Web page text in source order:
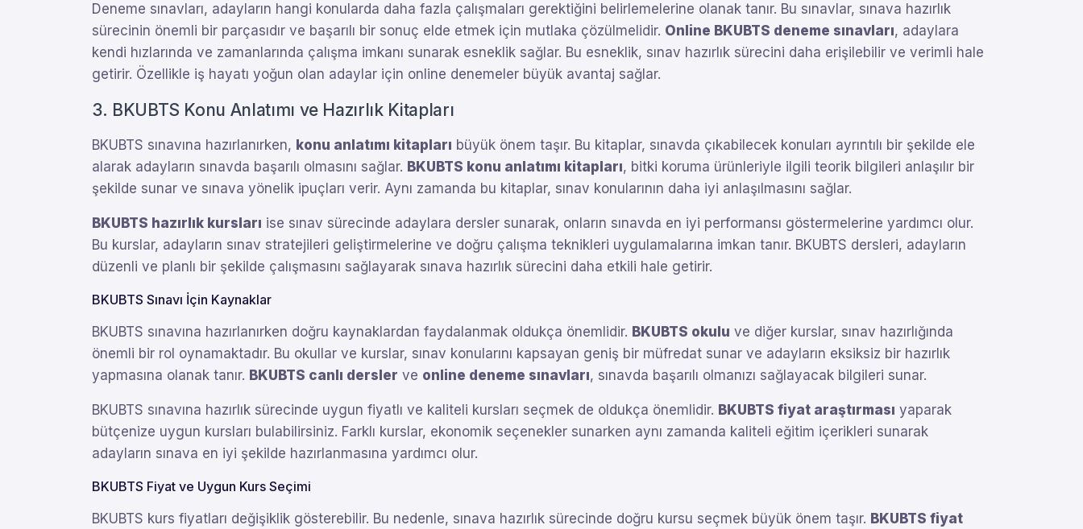
Deneme sınavları, adayların hangi konularda daha fazla çalışmaları gerektiğini belirlemelerine olanak tanır. Bu sınavlar, sınava hazırlık
sürecinin önemli bir parçasıdır ve başarılı bir sonuç elde etmek için mutlaka çözülmelidir. Online BKUBTS deneme sınavları, adaylara
kendi hızlarında ve zamanlarında çalışma imkanı sunarak esneklik sağlar. Bu esneklik, sınav hazırlık sürecini daha erişilebilir ve verimli hale
getirir. Özellikle iş hayatı yoğun olan adaylar için online denemeler büyük avantaj sağlar.
3. BKUBTS Konu Anlatımı ve Hazırlık Kitapları
BKUBTS sınavına hazırlanırken, konu anlatımı kitapları büyük önem taşır. Bu kitaplar, sınavda çıkabilecek konuları ayrıntılı bir şekilde ele
alarak adayların sınavda başarılı olmasını sağlar. BKUBTS konu anlatımı kitapları, bitki koruma ürünleriyle ilgili teorik bilgileri anlaşılır bir
şekilde sunar ve sınava yönelik ipuçları verir. Aynı zamanda bu kitaplar, sınav konularının daha iyi anlaşılmasını sağlar.
BKUBTS hazırlık kursları ise sınav sürecinde adaylara dersler sunarak, onların sınavda en iyi performansı göstermelerine yardımcı olur.
Bu kurslar, adayların sınav stratejileri geliştirmelerine ve doğru çalışma teknikleri uygulamalarına imkan tanır. BKUBTS dersleri, adayların
düzenli ve planlı bir şekilde çalışmasını sağlayarak sınava hazırlık sürecini daha etkili hale getirir.
BKUBTS Sınavı İçin Kaynaklar
BKUBTS sınavına hazırlanırken doğru kaynaklardan faydalanmak oldukça önemlidir. BKUBTS okulu ve diğer kurslar, sınav hazırlığında
önemli bir rol oynamaktadır. Bu okullar ve kurslar, sınav konularını kapsayan geniş bir müfredat sunar ve adayların eksiksiz bir hazırlık
yapmasına olanak tanır. BKUBTS canlı dersler ve online deneme sınavları, sınavda başarılı olmanızı sağlayacak bilgileri sunar.
BKUBTS sınavına hazırlık sürecinde uygun fiyatlı ve kaliteli kursları seçmek de oldukça önemlidir. BKUBTS fiyat araştırması yaparak
bütçenize uygun kursları bulabilirsiniz. Farklı kurslar, ekonomik seçenekler sunarken aynı zamanda kaliteli eğitim içerikleri sunarak
adayların sınava en iyi şekilde hazırlanmasına yardımcı olur.
BKUBTS Fiyat ve Uygun Kurs Seçimi
BKUBTS kurs fiyatları değişiklik gösterebilir. Bu nedenle, sınava hazırlık sürecinde doğru kursu seçmek büyük önem taşır. BKUBTS fiyat